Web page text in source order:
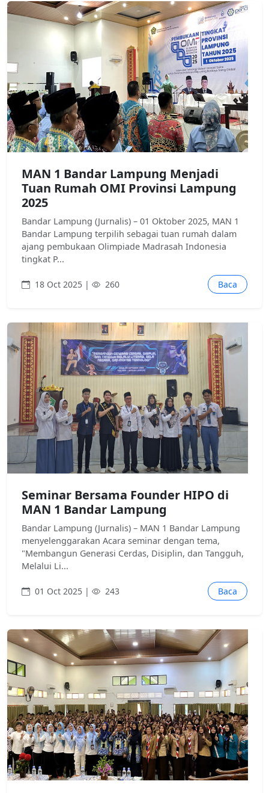
MAN 1 Bandar Lampung Menjadi
Tuan Rumah OMI Provinsi Lampung
2025
Bandar Lampung (Jurnalis) – 01 Oktober 2025, MAN 1
Bandar Lampung terpilih sebagai tuan rumah dalam
ajang pembukaan Olimpiade Madrasah Indonesia
tingkat P...
18 Oct 2025 | 260 Baca
Seminar Bersama Founder HIPO di
MAN 1 Bandar Lampung
Bandar Lampung (Jurnalis) – MAN 1 Bandar Lampung
menyelenggarakan Acara seminar dengan tema,
"Membangun Generasi Cerdas, Disiplin, dan Tangguh,
Melalui Li...
01 Oct 2025 | 243 Baca